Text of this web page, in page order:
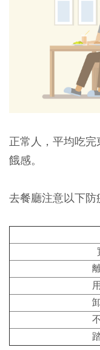
正常人，平均吃
餓感。
去餐廳注意以下防